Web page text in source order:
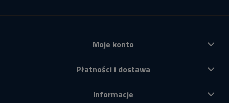
Moje konto
Płatności i dostawa
Informacje